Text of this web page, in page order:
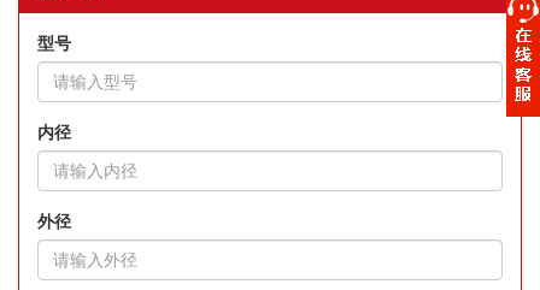
型号
内径
外径